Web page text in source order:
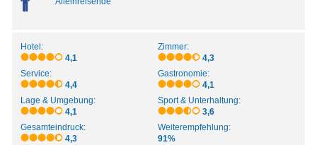
Hotel:
4,1
Zimmer:
4,3
Service:
4,4
Gastronomie:
4,1
Lage & Umgebung:
4,1
Sport & Unterhaltung:
3,6
Gesamteindruck:
4,3
Weiterempfehlung:
91%